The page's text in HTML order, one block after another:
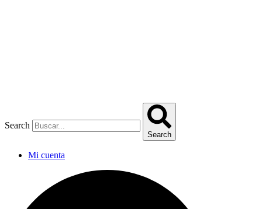
Search
Search
Mi cuenta